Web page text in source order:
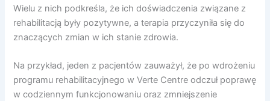
Wielu z nich podkreśla, że ich doświadczenia związane z
rehabilitacją były pozytywne, a terapia przyczyniła się do
znaczących zmian w ich stanie zdrowia.
Na przykład, jeden z pacjentów zauważył, że po wdrożeniu
programu rehabilitacyjnego w Verte Centre odczuł poprawę
w codziennym funkcjonowaniu oraz zmniejszenie